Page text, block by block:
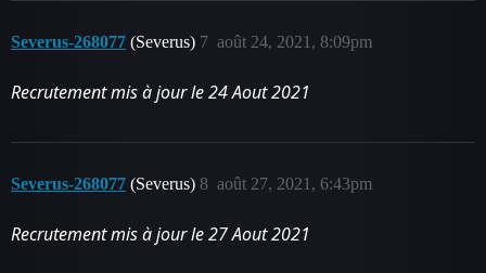
Severus-268077 (Severus) août 24, 2021, 8:09pm
7
Recrutement mis à jour le 24 Aout 2021
Severus-268077 (Severus) août 27, 2021, 6:43pm
8
Recrutement mis à jour le 27 Aout 2021